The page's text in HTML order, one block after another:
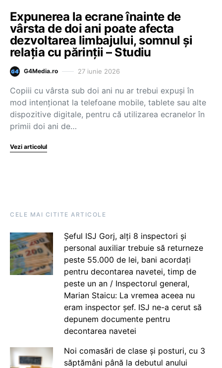
Expunerea la ecrane înainte de
vârsta de doi ani poate afecta
dezvoltarea limbajului, somnul și
relația cu părinții – Studiu
G4Media.ro 27 iunie 2026
Copiii cu vârsta sub doi ani nu ar trebui expuși în
mod intenționat la telefoane mobile, tablete sau alte
dispozitive digitale, pentru că utilizarea ecranelor în
primii doi ani de…
Vezi articolul
CELE MAI CITITE ARTICOLE
Șeful ISJ Gorj, alți 8 inspectori și
personal auxiliar trebuie să returneze
peste 55.000 de lei, bani acordați
pentru decontarea navetei, timp de
peste un an / Inspectorul general,
Marian Staicu: La vremea aceea nu
eram inspector șef. ISJ ne-a cerut să
depunem documente pentru
decontarea navetei
Noi comasări de clase și posturi, cu 3
săptămâni până la debutul anului